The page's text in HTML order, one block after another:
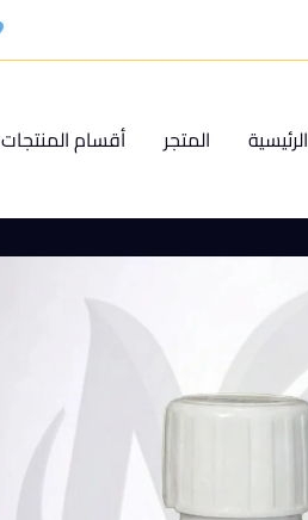
الرئيسية المتجر أقسام المنتجات